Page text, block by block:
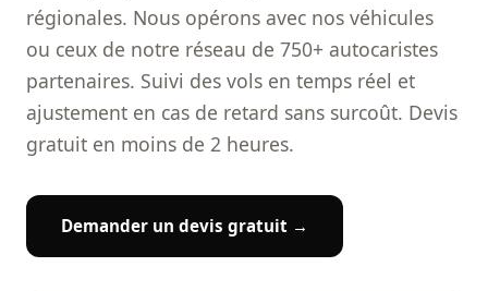
régionales. Nous opérons avec nos véhicules
ou ceux de notre réseau de 750+ autocaristes
partenaires. Suivi des vols en temps réel et
ajustement en cas de retard sans surcoût. Devis
gratuit en moins de 2 heures.
Demander un devis gratuit →